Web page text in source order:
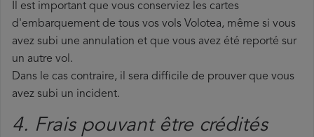
Il est important que vous conserviez les cartes
d'embarquement de tous vos vols Volotea, même si vous
avez subi une annulation et que vous avez été reporté sur
un autre vol.
Dans le cas contraire, il sera difficile de prouver que vous
avez subi un incident.
4. Frais pouvant être crédités